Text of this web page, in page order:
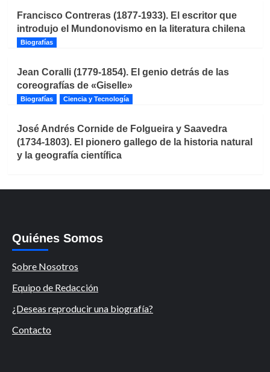
Francisco Contreras (1877-1933). El escritor que
introdujo el Mundonovismo en la literatura chilena
Biografías
Jean Coralli (1779-1854). El genio detrás de las
coreografías de «Giselle»
Biografías Ciencia y Tecnología
José Andrés Cornide de Folgueira y Saavedra
(1734-1803). El pionero gallego de la historia natural
y la geografía científica
Quiénes Somos
Sobre Nosotros
Equipo de Redacción
¿Deseas reproducir una biografía?
Contacto